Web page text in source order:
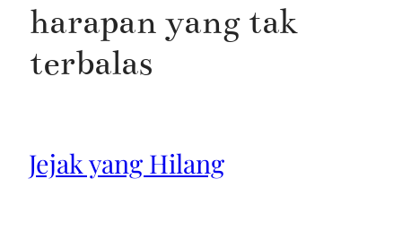
harapan yang tak
terbalas
Jejak yang Hilang